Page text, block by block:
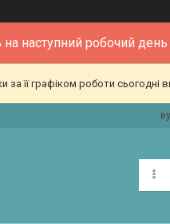
наступний робочий день
її графіком роботи